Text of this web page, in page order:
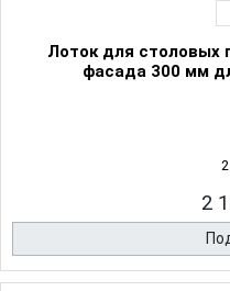
Лоток для столовых
фасада 300 мм
2